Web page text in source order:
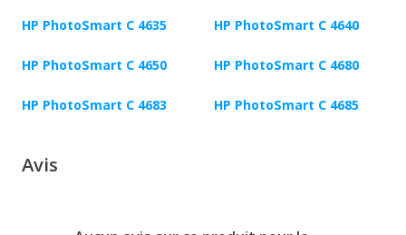
HP PhotoSmart C 4635 HP PhotoSmart C 4640
HP PhotoSmart C 4650 HP PhotoSmart C 4680
HP PhotoSmart C 4683 HP PhotoSmart C 4685
Avis